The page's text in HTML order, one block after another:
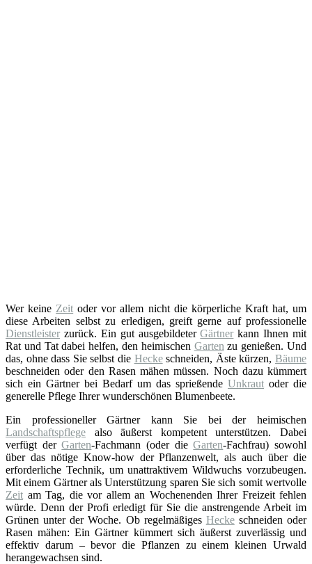
Wer keine Zeit oder vor allem nicht die körperliche Kraft hat, um
diese Arbeiten selbst zu erledigen, greift gerne auf professionelle
Dienstleister zurück. Ein gut ausgebildeterGärtner kann Ihnen mit
Rat und Tat dabei helfen, den heimischen Garten zu genießen. Und
das, ohne dass Sie selbst die Heckeschneiden, Äste kürzen,Bäume
beschneiden oder den Rasen mähen müssen. Noch dazu kümmert
sich ein Gärtner bei Bedarf um das sprießende Unkraut oder die
generelle Pflege Ihrer wunderschönen Blumenbeete.
Ein professioneller Gärtner kann Sie bei der heimischen
Landschaftspflege also äußerst kompetent unterstützen. Dabei
verfügt derGarten-Fachmann (oder dieGarten-Fachfrau) sowohl
über das nötige Know-how der Pflanzenwelt, als auch über die
erforderliche Technik, um unattraktivem Wildwuchs vorzubeugen.
Mit einem Gärtner als Unterstützung sparen Sie sich somit wertvolle
Zeit am Tag, die vor allem an Wochenenden Ihrer Freizeit fehlen
würde. Denn der Profi erledigt für Sie die anstrengende Arbeit im
Grünen unter der Woche. Ob regelmäßiges Heckeschneiden oder
Rasen mähen: Ein Gärtner kümmert sich äußerst zuverlässig und
effektiv darum – bevor die Pflanzen zu einem kleinen Urwald
herangewachsen sind.